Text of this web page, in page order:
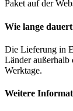
Paket auf der
Wie lange
Die Lieferung in
Länder
Werktage.
Weitere